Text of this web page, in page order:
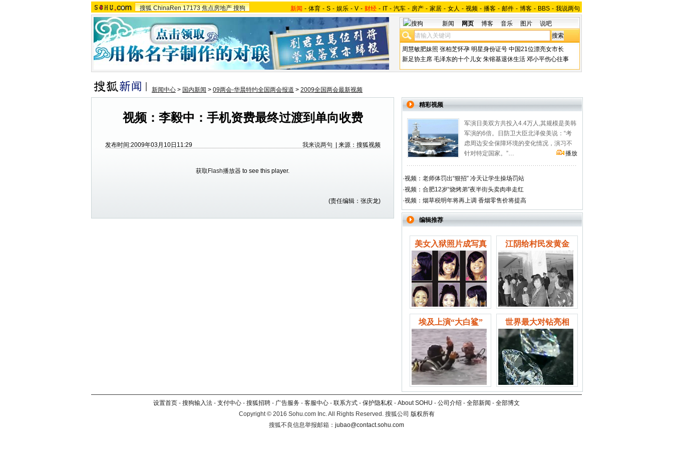
搜狐 ChinaRen 17173 焦点房地产 搜狗 新闻 - 体育 - S - 娱乐 - V - 财经 - IT - 汽车 - 房产 - 家居 - 女人 - 视频 - 播客 - 邮件 - 博客 - BBS - 我说两句
新闻 网页 博客 音乐 图片 说吧
周慧敏肥妹照 张柏芝怀孕 明星身份证号 中国21位漂亮女市长
新足协主席 毛泽东的十个儿女 朱镕基退休生活 邓小平伤心往事
新闻中心 > 国内新闻 > 09两会-华晨特约全国两会报道 > 2009全国两会最新视频
视频：李毅中：手机资费最终过渡到单向收费
发布时间:2009年03月10日11:29 我来说两句 | 来源：搜狐视频
获取Flash播放器 to see this player.
(责任编辑：张庆龙)
精彩视频
军演日美双方共投入4.4万人,其规模是美韩
军演的6倍。日防卫大臣北泽俊美说：“考
虑周边安全保障环境的变化情况，演习不
针对特定国家。”…
播放
·视频：老师体罚出“狠招” 冷天让学生操场罚站
·视频：合肥12岁“烧烤弟”夜半街头卖肉串走红
·视频：烟草税明年将再上调 香烟零售价将提高
编辑推荐
美女入狱照片成写真 江阴给村民发黄金
埃及上演“大白鲨” 世界最大对钻亮相
设置首页 - 搜狗输入法 - 支付中心 - 搜狐招聘 - 广告服务 - 客服中心 - 联系方式 - 保护隐私权 - About SOHU - 公司介绍 - 全部新闻 - 全部博文
Copyright©2016 Sohu.com Inc. All Rights Reserved. 搜狐公司 版权所有
搜狐不良信息举报邮箱： jubao@contact.sohu.com